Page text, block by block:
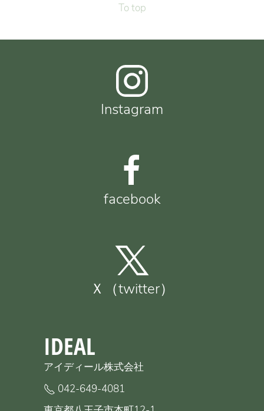
To top
Instagram
facebook
Ｘ（twitter）
IDEAL
アイディール株式会社
042-649-4081